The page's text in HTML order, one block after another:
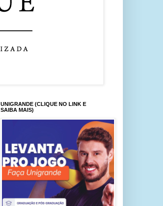
UNIGRANDE (CLIQUE NO LINK E
SAIBA MAIS)